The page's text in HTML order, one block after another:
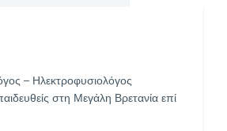
– Ηλεκτροφυσιολόγος
στη Μεγάλη Βρετανία επί